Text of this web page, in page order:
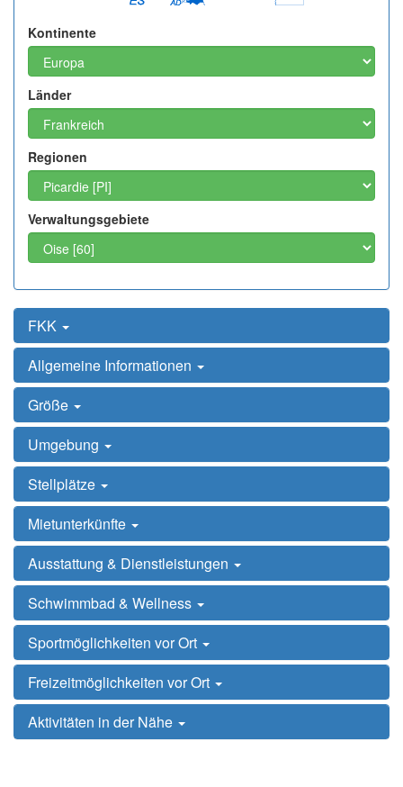
Kontinente
Länder
Regionen
Verwaltungsgebiete
FKK
Allgemeine Informationen
Größe
Umgebung
Stellplätze
Mietunterkünfte
Ausstattung & Dienstleistungen
Schwimmbad & Wellness
Sportmöglichkeiten vor Ort
Freizeitmöglichkeiten vor Ort
Aktivitäten in der Nähe